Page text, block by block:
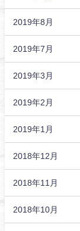
2019年8月
2019年7月
2019年3月
2019年2月
2019年1月
2018年12月
2018年11月
2018年10月